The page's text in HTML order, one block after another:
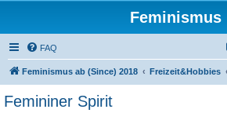
Feminismus
FAQ
Feminismus ab (Since) 2018 Freizeit&Hobbies
Femininer Spirit